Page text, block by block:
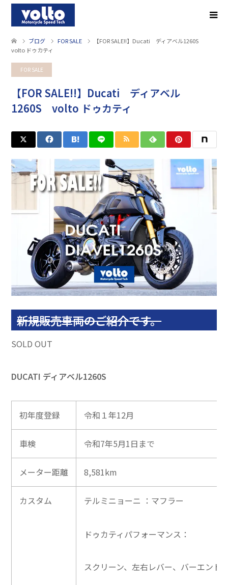
ブログ FOR SALE
【FOR SALE!!】Ducati ディアベル1260S
volto ドゥカティ
FOR SALE
【FOR SALE!!】Ducati ディアベル
1260S volto ドゥカティ
新規販売車両のご紹介です。
SOLD OUT
DUCATI ディアベル1260S
初年度登録 令和１年12月
車検 令和7年5月1日まで
メーター距離 8,581km
カスタム テルミニョーニ ：マフラー
ドゥカティパフォーマンス：
スクリーン、左右レバー、バーエンド